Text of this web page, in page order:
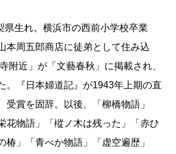
が集まっていきました。
郎探偵小説全集』は全六巻＋別
〇編を超える長短編が収録できま
が残した探偵小説の九割以上にあ
周五郎の探偵小説の全体像が概観
した。
これで終わりではありませんで
県生れ。横浜市の西前小学校卒業
本周五郎商店に徒弟として住み込
附近」が「文藝春秋」に掲載され、
。『日本婦道記』が1943年上期の直
受賞を固辞。以後、「柳橋物語」
花物語」「樅ノ木は残った」「赤ひ
椿」「青べか物語」「虚空遍歴」